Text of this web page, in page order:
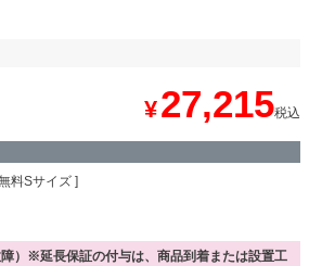
¥27,215税込
料Sサイズ
）※延長保証の付与は、商品到着または設置工